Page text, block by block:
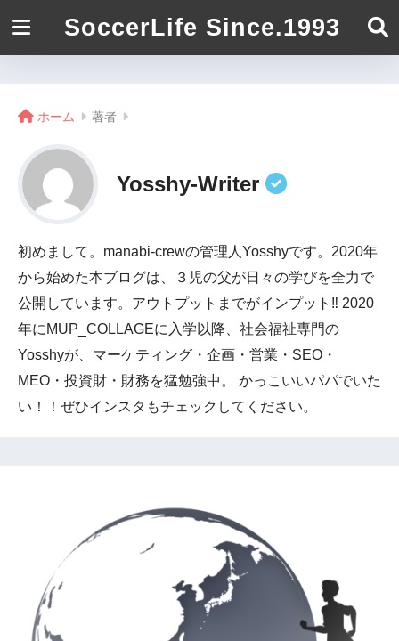
SoccerLife Since.1993
ホーム 著者
Yosshy-Writer
初めまして。manabi-crewの管理人Yosshyです。2020年
から始めた本ブログは、３児の父が日々の学びを全力で
公開しています。アウトプットまでがインプット‼ 2020
年にMUP_COLLAGEに入学以降、社会福祉専門の
Yosshyが、マーケティング・企画・営業・SEO・
MEO・投資財・財務を猛勉強中。 かっこいいパパでいた
い！！ぜひインスタもチェックしてください。